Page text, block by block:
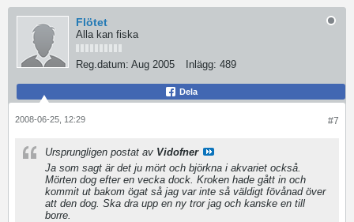
Flötet
Alla kan fiska
Reg.datum: Aug 2005 Inlägg: 489
Dela
#7
2008-06-25, 12:29
Ursprungligen postat av Vidofner
Ja som sagt är det ju mört och björkna i akvariet också.
Mörten dog efter en vecka dock. Kroken hade gått in och
kommit ut bakom ögat så jag var inte så väldigt fövånad över
att den dog. Ska dra upp en ny tror jag och kanske en till
borre.